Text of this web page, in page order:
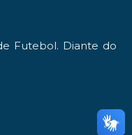
Futebol. Diante do